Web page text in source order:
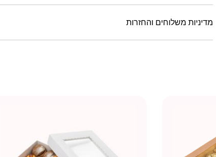
מדיניות משלוחים והחזרות